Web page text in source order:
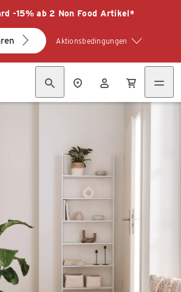
-15% ab 2 Non Food Artikel*
Aktionsbedingungen